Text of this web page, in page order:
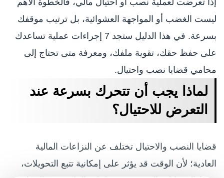
إذا تعرضت لعملية نصب أو احتيال مالي، فالخطوة الأهم
ليست الغضب أو المواجهة العشوائية، بل ترتيب موقفك
بسرعة. في هذا الدليل ستجد 7 إجراءات عملية تساعدك
على حفظ حقك، تقوية ملفك، ومعرفة متى تحتاج إلى
محامي قضايا نصب واحتيال.
لماذا يجب أن تتحرك بسرعة عند
التعرض للاحتيال؟
قضايا النصب والاحتيال تختلف عن النزاعات المالية
العادية؛ لأن الوقت قد يؤثر على إمكانية تتبع التحويلات،